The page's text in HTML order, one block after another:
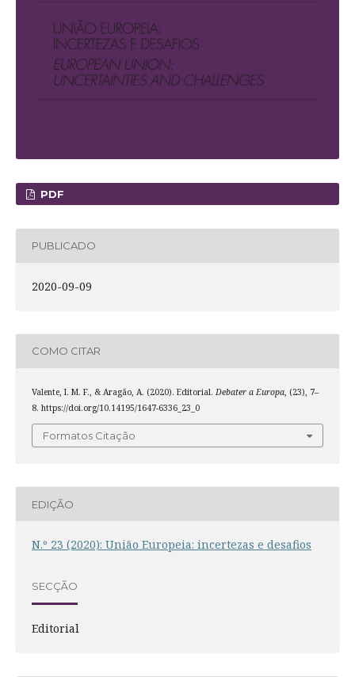
PDF
PUBLICADO
2020-09-09
COMO CITAR
Valente, I. M. F., & Aragão, A. (2020). Editorial. Debater a Europa, (23), 7–
8. https://doi.org/10.14195/1647-6336_23_0
Formatos Citação
EDIÇÃO
N.º 23 (2020): União Europeia: incertezas e desafios
SECÇÃO
Editorial